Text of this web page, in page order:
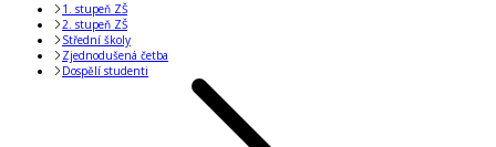
1. stupeň ZŠ
2. stupeň ZŠ
Střední školy
Zjednodušená četba
Dospělí studenti